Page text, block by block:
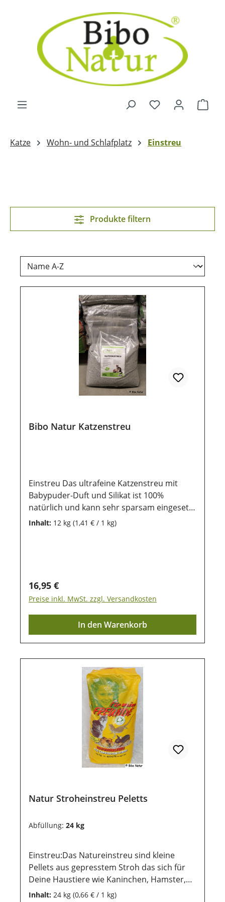
Zum Hauptinhalt springen
Katze Wohn- und Schlafplatz Einstreu
Produkte filtern
Bibo Natur Katzenstreu
Einstreu Das ultrafeine Katzenstreu mit
Babypuder-Duft und Silikat ist 100%
natürlich und kann sehr sparsam eingesetzt
werden. Dieser 12kg Beutel kann ca. 38 kg
Produkte auch nach dem Kauf noch lange
haltbar bleiben, ist eine trockene und
luftdichte Aufbewahrung wichtig. Ebenso
sollten sie vor direkter Sonneneinstrahlung
geschützt werden, damit die wertvollen
Inhaltsstoffe lange erhalten bleiben.
Inhalt: 12 kg (1,41 € / 1 kg)
Regulärer Preis:
16,95 €
Preise inkl. MwSt. zzgl. Versandkosten
In den Warenkorb
Natur Stroheinstreu Peletts
Abfüllung: 24 kg
Einstreu:Das Natureinstreu sind kleine
Pellets aus gepresstem Stroh das sich für
Deine Haustiere wie Kaninchen, Hamster,
Nager, Katzen und Reptilien besonders
Inhalt: 24 kg (0,66 € / 1 kg)